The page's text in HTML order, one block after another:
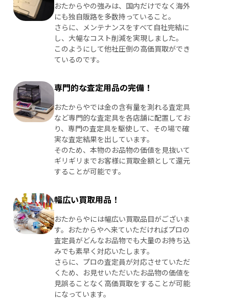
おたからやの強みは、国内だけでなく海外
にも独自販路を多数持っていること。
さらに、メンテナンスをすべて自社完結に
し、大幅なコスト削減を実現しました。
このようにして他社圧倒の高価買取ができ
ているのです。
専門的な査定用品の完備！
おたからやでは金の含有量を測れる査定具
など専門的な査定具を各店舗に配置してお
り、専門の査定具を駆使して、その場で確
実な査定結果を出しています。
そのため、本物のお品物の価値を見抜いて
ギリギリまでお客様に買取金額として還元
することが可能です。
幅広い買取用品！
おたからやには幅広い買取品目がございま
す。おたからやへ来ていただければプロの
査定員がどんなお品物でも大量のお持ち込
みでも素早く対応いたします。
さらに、プロの査定員が対応させていただ
くため、お見せいただいたお品物の価値を
見誤ることなく高価買取をすることが可能
になっています。